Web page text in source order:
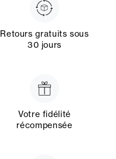
Retours gratuits sous
30 jours
Votre fidélité
récompensée